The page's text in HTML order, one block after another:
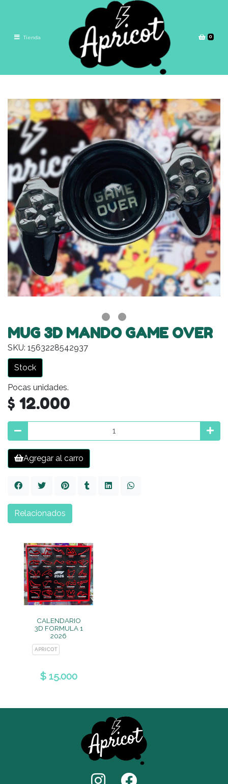
Tienda 0
MUG 3D MANDO GAME OVER
SKU: 1563228542937
Stock
Pocas unidades.
$ 12.000
Agregar al carro
CALENDARIO
3D FORMULA 1
2026
APRICOT
$ 15.000
Relacionados